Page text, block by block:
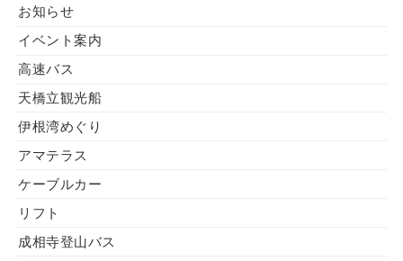
お知らせ
イベント案内
高速バス
天橋立観光船
伊根湾めぐり
アマテラス
ケーブルカー
リフト
成相寺登山バス